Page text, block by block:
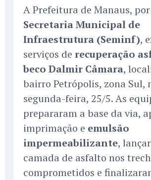
A Prefeitura de Manaus,
Secretaria Municipal de
Infraestrutura (Seminf),
serviços de recuperação
beco Dalmir Câmara,
bairro Petrópolis, zona Sul,
segunda-feira, 25/5. As
prepararam a base da via,
imprimação e emulsão
impermeabilizante,
camada de asfalto nos
comprometidos e